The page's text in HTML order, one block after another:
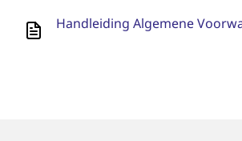
Handleiding Algemene